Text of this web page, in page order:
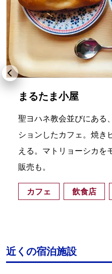
まるたま小屋
聖ヨハネ教会並びにある
ションしたカフェ。焼き
える。マトリョーシカを
販売も。
カフェ 飲食店
近くの宿泊施設